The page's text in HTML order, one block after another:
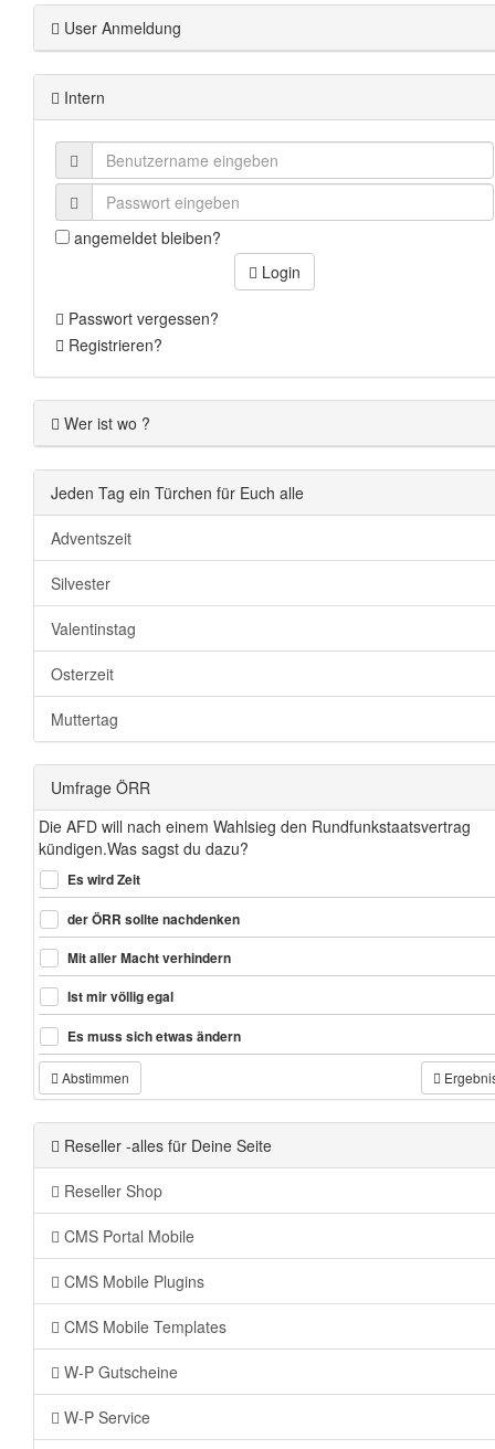
User Anmeldung
Intern
angemeldet bleiben?
Login
Passwort vergessen?
Registrieren?
Wer ist wo ?
Jeden Tag ein Türchen für Euch alle
Adventszeit
Silvester
Valentinstag
Osterzeit
Muttertag
Umfrage ÖRR
Die AFD will nach einem Wahlsieg den Rundfunkstaatsvertrag
kündigen.Was sagst du dazu?
Es wird Zeit
der ÖRR sollte nachdenken
Mit aller Macht verhindern
Ist mir völlig egal
Es muss sich etwas ändern
Abstimmen
Reseller -alles für Deine Seite
Reseller Shop
CMS Portal Mobile
CMS Mobile Plugins
CMS Mobile Templates
W-P Gutscheine
W-P Service